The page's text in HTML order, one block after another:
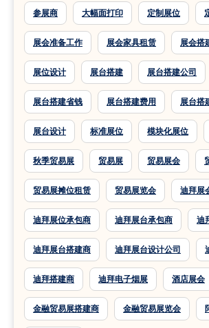
参展商 大幅面打印 定制展位
展会准备工作 展会家具租赁 展会搭
展位设计 展台搭建 展台搭建公司
展台搭建省钱 展台搭建费用 展台搭
展台设计 标准展位 模块化展位
秋季贸易展 贸易展 贸易展会
贸易展摊位租赁 贸易展览会 迪拜展
迪拜展位承包商 迪拜展台承包商 迪
迪拜展台搭建商 迪拜展台设计公司
迪拜搭建商 迪拜电子烟展 酒店展会
金融贸易展搭建商 金融贸易展览会